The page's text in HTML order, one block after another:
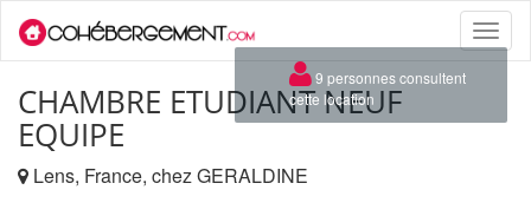
Toggle
CHAMBRE ETUDIANT NEUF
EQUIPE
Lens, France, chez GERALDINE
×
9 personnes consultent
cette location